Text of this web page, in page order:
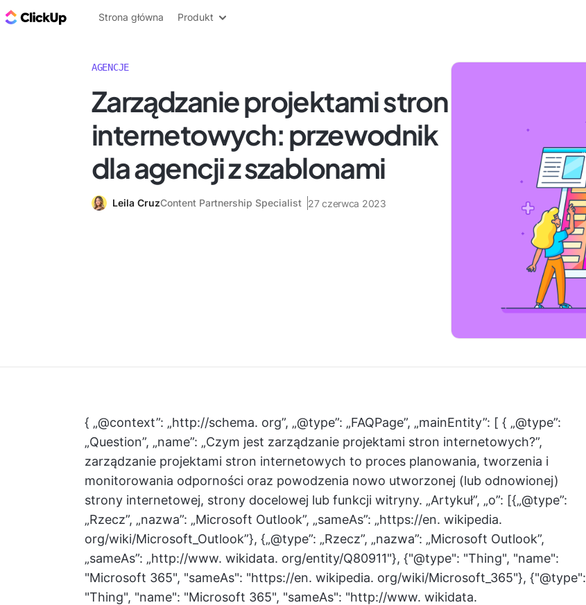
ClickUp Blog
Strona główna Produkt
AGENCJE
Zarządzanie projektami stron
internetowych: przewodnik
dla agencji z szablonami
Leila CruzContent Partnership Specialist 27 czerwca 2023
{ „@context”: „http://schema. org”, „@type”: „FAQPage”, „mainEntity”: [ { „@type”:
„Question”, „name”: „Czym jest zarządzanie projektami stron internetowych?”,
zarządzanie projektami stron internetowych to proces planowania, tworzenia i
monitorowania odporności oraz powodzenia nowo utworzonej (lub odnowionej)
strony internetowej, strony docelowej lub funkcji witryny. „Artykuł”, „o”: [{„@type”:
„Rzecz”, „nazwa”: „Microsoft Outlook”, „sameAs”: „https://en. wikipedia.
org/wiki/Microsoft_Outlook”}, {„@type”: „Rzecz”, „nazwa”: „Microsoft Outlook”,
„sameAs”: „http://www. wikidata. org/entity/Q80911"}, {"@type": "Thing", "name":
"Microsoft 365", "sameAs": "https://en. wikipedia. org/wiki/Microsoft_365"}, {"@type":
"Thing", "name": "Microsoft 365", "sameAs": "http://www. wikidata.